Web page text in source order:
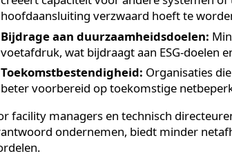
Hogere bedrijfscontinuïteit:
eenvoudiger worden aangesloten op
stroomuitval gegarandeerd blijft.
Lagere energiekosten:Minder
maand. Over een periode van
Meer ruimte op de elektrische
creëert capaciteit voor andere
hoofdaansluiting verzwaard hoeft te